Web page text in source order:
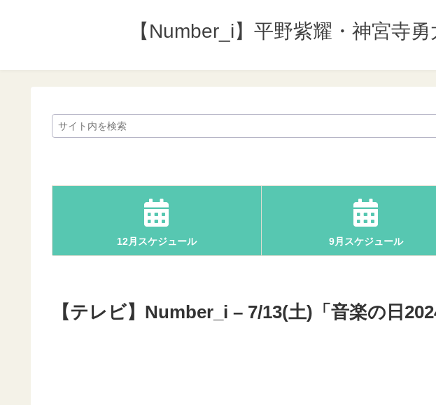
【Number_i】平野紫耀・神宮寺
12月スケジュール 9月スケジュール
【テレビ】Number_i – 7/13(土)「音楽の日